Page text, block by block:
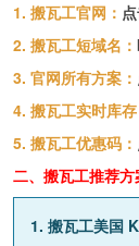
1. 搬瓦工官网：
2. 搬瓦工短域名：
3. 官网所有方案：
4. 搬瓦工实时库存
5. 搬瓦工优惠码：
二、搬瓦工推荐方
1. 搬瓦工美国